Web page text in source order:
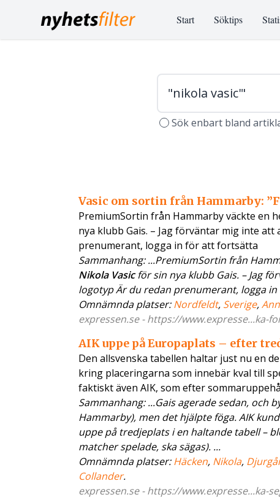
Start Söktips
Sök enbart bland
Vasic om sortin från Hammarby:
PremiumSortin från Hammarby väckte en
nya klubb Gais. – Jag förväntar mig inte
prenumerant, logga in för att fortsätta
Sammanhang: ...PremiumSortin från
Nikola Vasicför sin nya klubb Gais. – Jag
logotyp Är du redan prenumerant, logga
Omnämnda platser:Nordfeldt, Sverige,
expressen.se - https://www.expresse...ka-
AIK uppe på Europaplats – efter
Den allsvenska tabellen haltar just nu en
kring placeringarna som innebär kval till
faktiskt även AIK, som efter
Sammanhang: ...Gais agerade sedan, och
Hammarby), men det hjälpte föga. AIK
uppe på tredjeplats i en haltande tabell –
matcher spelade, ska sägas). ...
Omnämnda platser:Häcken, Nikola,
Collander.
expressen.se - https://www.expresse...ka-